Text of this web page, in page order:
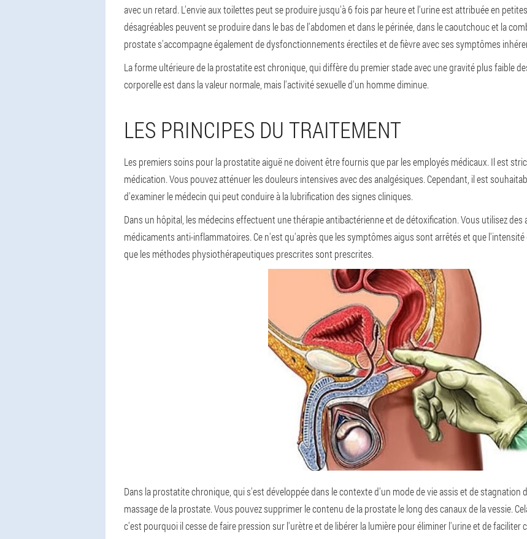
avec un retard. L'envie aux toilettes peut se produire jusqu'à 6 fois par heure et l'urine est attribuée en
désagréables peuvent se produire dans le bas de l'abdomen et dans le périnée, dans le caoutchouc et la
prostate s'accompagne également de dysfonctionnements érectiles et de fièvre avec ses symptômes
La forme ultérieure de la prostatite est chronique, qui diffère du premier stade avec une gravité plus faible
corporelle est dans la valeur normale, mais l'activité sexuelle d'un homme diminue.
LES PRINCIPES DU TRAITEMENT
Les premiers soins pour la prostatite aiguë ne doivent être fournis que par les employés médicaux. Il est
médication. Vous pouvez atténuer les douleurs intensives avec des analgésiques. Cependant, il est
d'examiner le médecin qui peut conduire à la lubrification des signes cliniques.
Dans un hôpital, les médecins effectuent une thérapie antibactérienne et de détoxification. Vous utilisez des
médicaments anti-inflammatoires. Ce n'est qu'après que les symptômes aigus sont arrêtés et que
que les méthodes physiothérapeutiques prescrites sont prescrites.
Dans la prostatite chronique, qui s'est développée dans le contexte d'un mode de vie assis et de stagnation
massage de la prostate. Vous pouvez supprimer le contenu de la prostate le long des canaux de la vessie.
c'est pourquoi il cesse de faire pression sur l'urètre et de libérer la lumière pour éliminer l'urine et de faciliter